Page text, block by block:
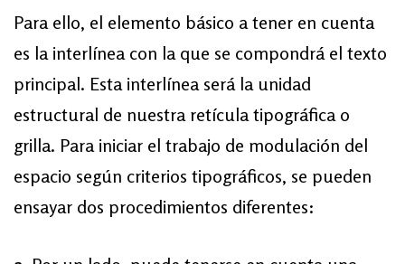
Para ello, el elemento básico a tener en cuenta
es la interlínea con la que se compondrá el texto
principal. Esta interlínea será la unidad
estructural de nuestra retícula tipográfica o
grilla. Para iniciar el trabajo de modulación del
espacio según criterios tipográficos, se pueden
ensayar dos procedimientos diferentes: